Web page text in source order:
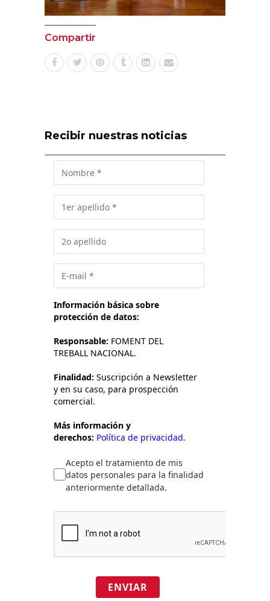
Compartir
Recibir nuestras noticias
Información básica sobre
protección de datos:
Responsable: FOMENT DEL
TREBALL NACIONAL.
Finalidad: Suscripción a Newsletter
y en su caso, para prospección
comercial.
Más información y
derechos: Política de privacidad.
Acepto el tratamiento de mis
datos personales para la finalidad
anteriormente detallada.
ENVIAR